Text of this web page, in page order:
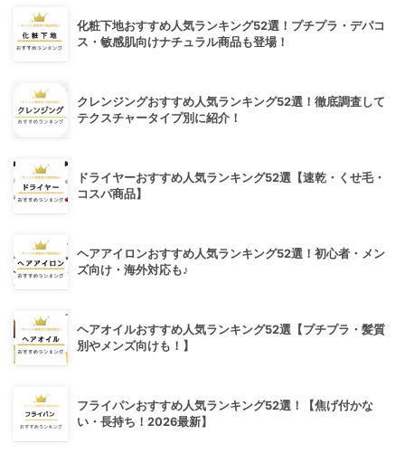
化粧下地おすすめ人気ランキング52選！プチプラ・デパコ
ス・敏感肌向けナチュラル商品も登場！
クレンジングおすすめ人気ランキング52選！徹底調査して
テクスチャータイプ別に紹介！
ドライヤーおすすめ人気ランキング52選【速乾・くせ毛・
コスパ商品】
ヘアアイロンおすすめ人気ランキング52選！初心者・メン
ズ向け・海外対応も♪
ヘアオイルおすすめ人気ランキング52選【プチプラ・髪質
別やメンズ向けも！】
フライパンおすすめ人気ランキング52選！【焦げ付かな
い・長持ち！2026最新】